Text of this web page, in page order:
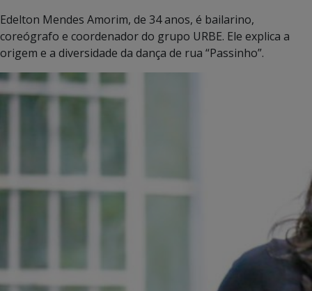
Edelton Mendes Amorim, de 34 anos, é bailarino,
coreógrafo e coordenador do grupo URBE. Ele explica a
origem e a diversidade da dança de rua “Passinho”.